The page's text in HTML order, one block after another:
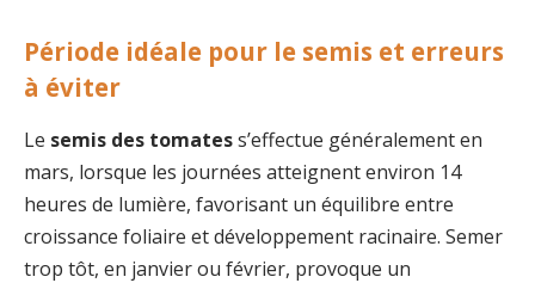
Période idéale pour le semis et erreurs
à éviter
Le semis des tomatess’effectue généralement en
mars, lorsque les journées atteignent environ 14
heures de lumière, favorisant un équilibre entre
croissance foliaire et développement racinaire. Semer
trop tôt, en janvier ou février, provoque un